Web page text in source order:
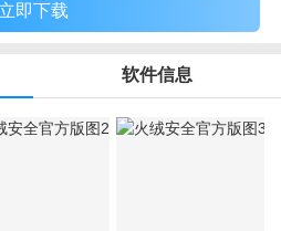
立即下载
软件信息